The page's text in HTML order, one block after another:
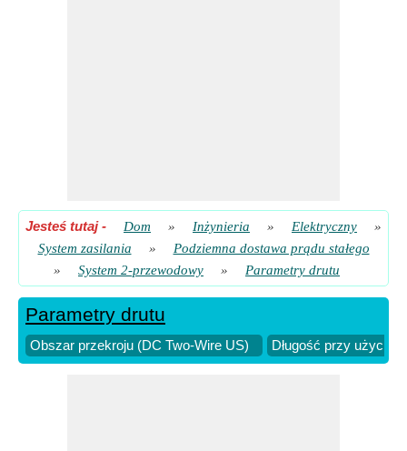
Jesteś tutaj- Dom » Inżynieria » Elektryczny
»
System zasilania
»
Podziemna dostawa prądu stałego
»
System 2-przewodowy » Parametry drutu
Parametry drutu
Obszar przekroju (DC Two-Wire US) Długość przy użyciu